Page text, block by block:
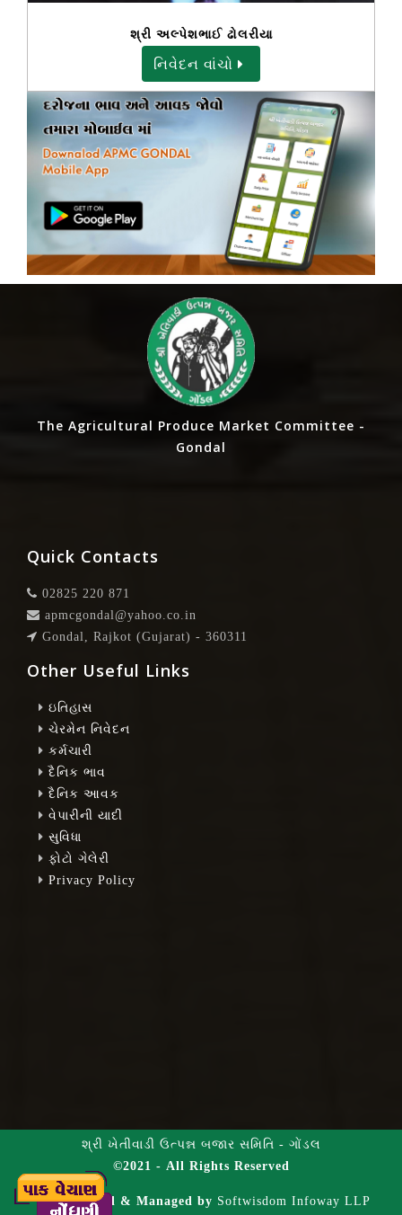
શ્રી અલ્પેશભાઈ ઢોલરીયા
નિવેદન વાંચો
The Agricultural Produce Market Committee -
Gondal
Quick Contacts
02825 220 871
apmcgondal@yahoo.co.in
Gondal, Rajkot (Gujarat) - 360311
Other Useful Links
ઇતિહાસ
ચેરમેન નિવેદન
કર્મચારી
દૈનિક ભાવ
દૈનિક આવક
વેપારીની યાદી
સુવિધા
ફોટો ગેલેરી
Privacy Policy
શ્રી ખેતીવાડી ઉત્પન્ન બજાર સમિતિ - ગોંડલ
©2021 - All Rights Reserved
Hosted & Managed by Softwisdom Infoway LLP